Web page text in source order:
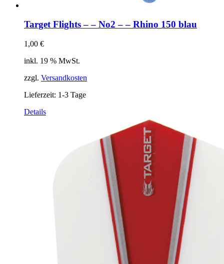
Target Flights – – No2 – – Rhino 150 blau
1,00 €
inkl. 19 % MwSt.
zzgl. Versandkosten
Lieferzeit: 1-3 Tage
Details